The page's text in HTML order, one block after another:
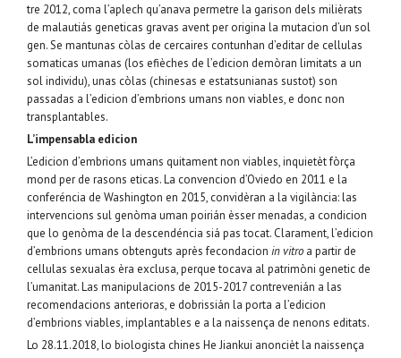
tre 2012, coma l’aplech qu’anava permetre la garison dels milièrats
de malautiás geneticas gravas avent per origina la mutacion d’un sol
gen. Se mantunas còlas de cercaires contunhan d’editar de cellulas
somaticas umanas (los efièches de l’edicion demòran limitats a un
sol individu), unas còlas (chinesas e estatsunianas sustot) son
passadas a l’edicion d’embrions umans non viables, e donc non
transplantables.
L’impensabla edicion
L’edicion d’embrions umans quitament non viables, inquietèt fòrça
mond per de rasons eticas. La convencion d’Oviedo en 2011 e la
conferéncia de Washington en 2015, convidèran a la vigilància: las
intervencions sul genòma uman poirián èsser menadas, a condicion
que lo genòma de la descendéncia siá pas tocat. Clarament, l’edicion
d’embrions umans obtenguts après fecondacion in vitro a partir de
cellulas sexualas èra exclusa, perque tocava al patrimòni genetic de
l’umanitat. Las manipulacions de 2015-2017 contrevenián a las
recomendacions anterioras, e dobrissián la porta a l’edicion
d’embrions viables, implantables e a la naissença de nenons editats.
Lo 28.11.2018, lo biologista chines He Jiankui anoncièt la naissença